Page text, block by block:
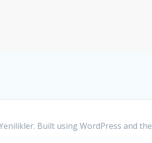
Built using WordPress and the